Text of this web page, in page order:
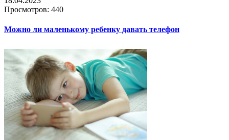
Просмотров: 440
Можно ли маленькому ребенку давать телефон